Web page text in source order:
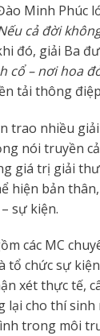
Minh Phúc
cả đời
đó, giải Ba
cổ – nơi hoa
tải thông
trao nhiều
nói truyền
giá trị giải
hiện bản
sự kiện.
các MC
chức sự
xét thực tế,
cho thí
trong môi